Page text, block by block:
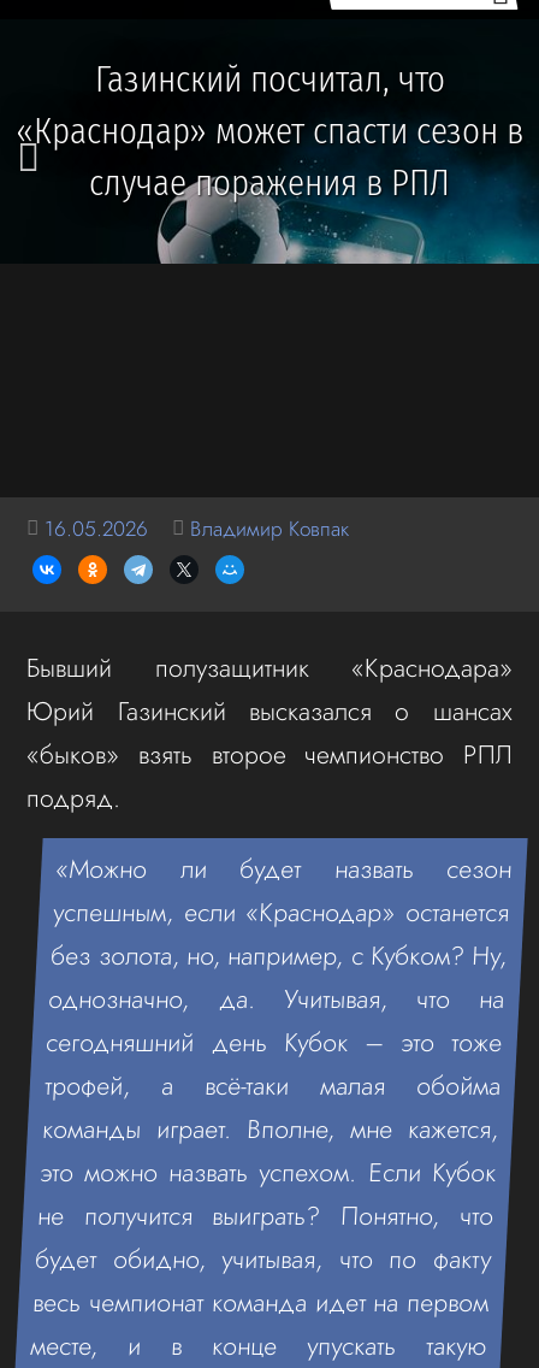
Газинский посчитал, что
«Краснодар» может спасти сезон в
случае поражения в РПЛ
16.05.2026 Владимир Ковпак
Бывший полузащитник «Краснодара»
Юрий Газинский высказался о шансах
«быков» взять второе чемпионство РПЛ
подряд.
«Можно ли будет назвать сезон
успешным, если «Краснодар» останется
без золота, но, например, с Кубком? Ну,
однозначно, да. Учитывая, что на
сегодняшний день Кубок – это тоже
трофей, а всё-таки малая обойма
команды играет. Вполне, мне кажется,
это можно назвать успехом. Если Кубок
не получится выиграть? Понятно, что
будет обидно, учитывая, что по факту
весь чемпионат команда идет на первом
месте, и в конце упускать такую